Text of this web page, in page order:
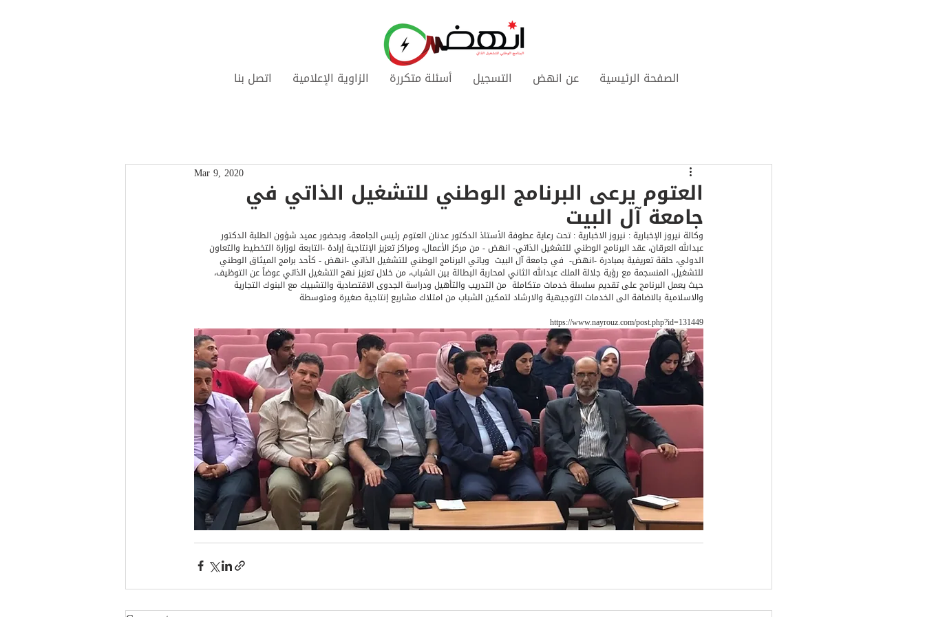
الصفحة الرئيسية عن انهض التسجيل أسئلة متكررة الزاوية الإعلامية اتصل بنا
العتوم يرعى البرنامج الوطني للتشغيل الذاتي في
جامعة آل البيت
Mar 9, 2020
وكالة نيروز الإخبارية : نيروز الاخبارية : تحت رعاية عطوفة الأستاذ الدكتور عدنان العتوم رئيس الجامعة، وبحضور عميد شؤون الطلبة الدكتور
عبدالله العرقان، عقد البرنامج الوطني للتشغيل الذاتي- انهض - من مركز الأعمال، ومراكز تعزيز الإنتاجية إرادة -التابعة لوزارة التخطيط والتعاون
الدولي، حلقة تعريفية بمبادرة -انهض-  في جامعة آل البيت  وياتي البرنامج الوطني للتشغيل الذاتي -انهض - كأحد برامج الميثاق الوطني
للتشغيل، المنسجمة مع رؤية جلالة الملك عبدالله الثاني لمحاربة البطالة بين الشباب، من خلال تعزيز نهج التشغيل الذاتي عوضاً عن التوظيف،
حيث يعمل البرنامج على تقديم سلسلة خدمات متكاملة  من التدريب والتأهيل ودراسة الجدوى الاقتصادية والتشبيك مع البنوك التجارية
والاسلامية بالاضافة الى الخدمات التوجيهية والارشاد لتمكين الشباب من امتلاك مشاريع إنتاجية صغيرة ومتوسطة
https://www.nayrouz.com/post.php?id=131449